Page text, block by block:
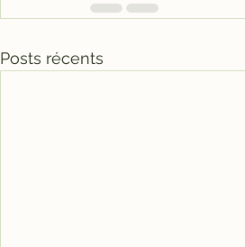
Posts récents